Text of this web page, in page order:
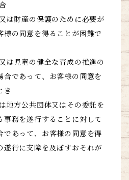
は財産の保護のために必要が
様の同意を得ることが困難で
は児童の健全な育成の推進の
合であって、お客様の同意を
き
地方公共団体又はその委託を
事務を遂行することに対して
であって、お客様の同意を得
遂行に支障を及ぼすおそれが